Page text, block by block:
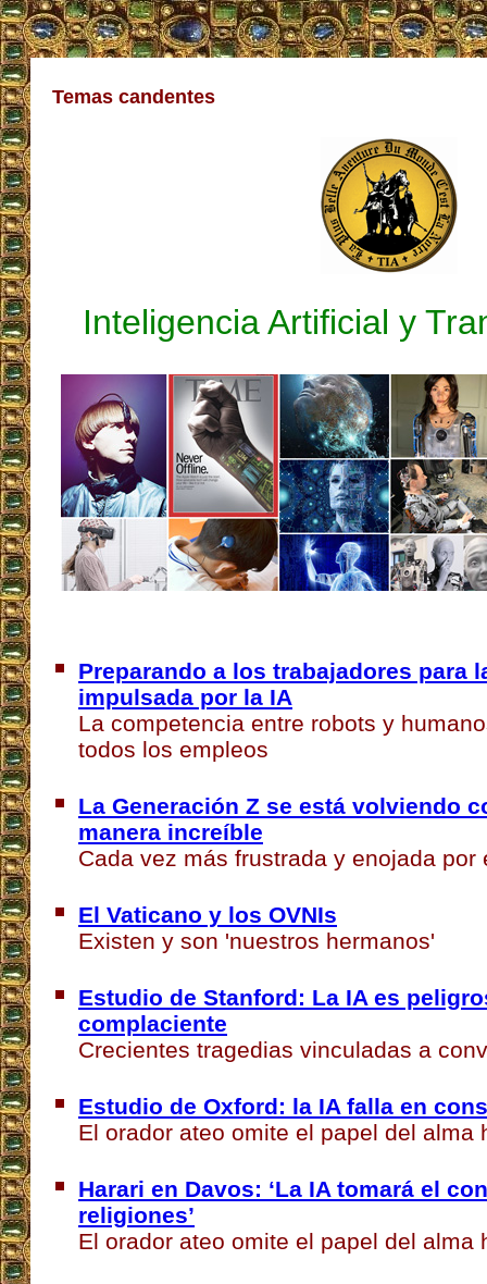
Temas candentes
Inteligencia Artificial y
Preparando a los trabajadores para
impulsada por la IA
La competencia entre robots y
todos los empleos
La Generación Z se está volviendo
manera increíble
Cada vez más frustrada y enojada por
El Vaticano y los OVNIs
Existen y son 'nuestros hermanos'
Estudio de Stanford: La IA es
complaciente
Crecientes tragedias vinculadas a
Estudio de Oxford: la IA falla en
El orador ateo omite el papel del alma
Harari en Davos: ‘La IA tomará el
religiones’
El orador ateo omite el papel del alma